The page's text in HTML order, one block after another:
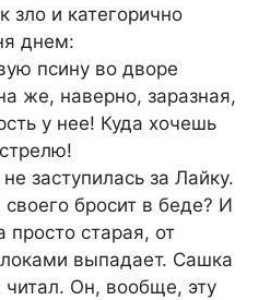
зло и категорично
днем:
псину во дворе
же, наверно, заразная,
у нее! Куда хочешь
заступилась за Лайку.
бросит в беде? И
просто старая, от
выпадает. Сашка
читал. Он, вообще, эту